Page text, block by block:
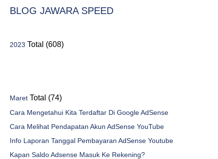
BLOG JAWARA SPEED
2023 Total (608)
Maret Total (74)
Cara Mengetahui Kita Terdaftar Di Google AdSense
Cara Melihat Pendapatan Akun AdSense YouTube
Info Laporan Tanggal Pembayaran AdSense Youtube
Kapan Saldo Adsense Masuk Ke Rekening?